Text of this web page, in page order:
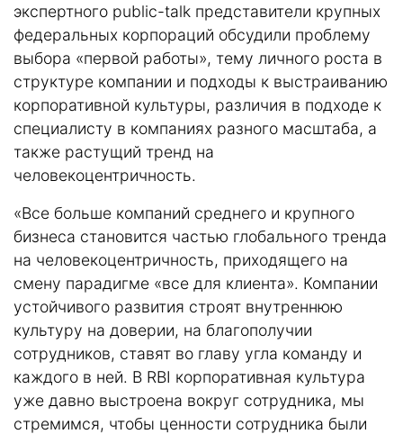
экспертного public-talk представители крупных
федеральных корпораций обсудили проблему
выбора «первой работы», тему личного роста в
структуре компании и подходы к выстраиванию
корпоративной культуры, различия в подходе к
специалисту в компаниях разного масштаба, а
также растущий тренд на
человекоцентричность.
«Все больше компаний среднего и крупного
бизнеса становится частью глобального тренда
на человекоцентричность, приходящего на
смену парадигме «все для клиента». Компании
устойчивого развития строят внутреннюю
культуру на доверии, на благополучии
сотрудников, ставят во главу угла команду и
каждого в ней. В RBI корпоративная культура
уже давно выстроена вокруг сотрудника, мы
стремимся, чтобы ценности сотрудника были